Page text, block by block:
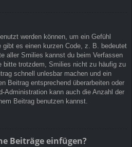
werden können, um ein Gefühl
es einen kurzen Code, z. B. bedeutet
aller Smilies kannst du beim Verfassen
bitte trotzdem, Smilies nicht zu häufig zu
schnell unlesbar machen und ein
Beitrag entsprechend überarbeiten oder
Administration kann auch die Anzahl der
Beitrag benutzen kannst.
Beiträge einfügen?